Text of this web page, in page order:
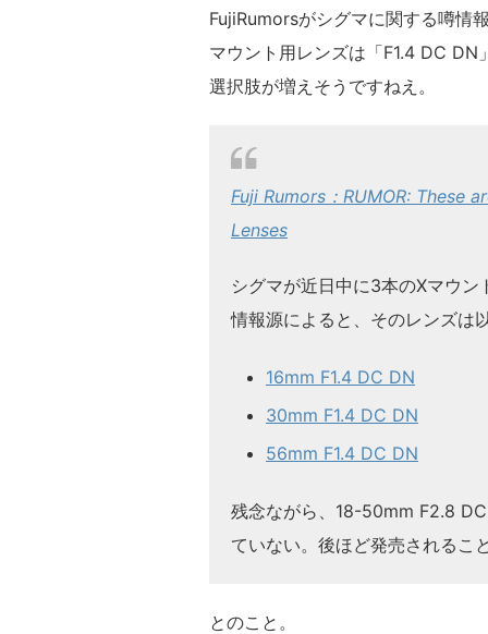
FujiRumorsがシグマに関する噂情
マウント用レンズは「F1.4 DC
選択肢が増えそうですねえ。
Fuji Rumors：RUMOR: These
Lenses
シグマが近日中に3本のXマウン
情報源によると、そのレンズは
16mm F1.4 DC DN
30mm F1.4 DC DN
56mm F1.4 DC DN
残念ながら、18-50mm F2.8
ていない。後ほど発売されるこ
とのこと。